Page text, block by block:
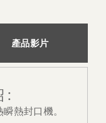
產品影片
:
熱封口機。